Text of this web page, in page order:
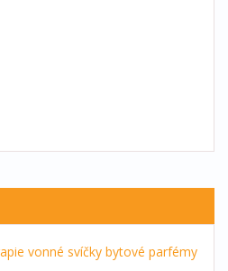
vonné svíčky bytové parfémy